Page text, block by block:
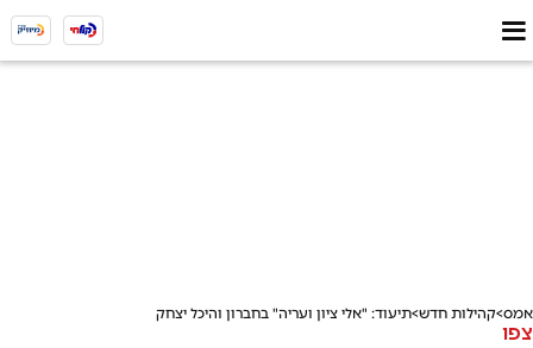
אמס קהילות חדש תיעוד: "אלי ציון ועריה" בחברון והיכל יצחק
צפו